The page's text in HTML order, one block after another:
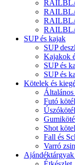
SUP és kajak
SUP
Kajakok
SUP és
SUP és
Kötelek és
Általános
Futó
Shot
Fall és
Varró